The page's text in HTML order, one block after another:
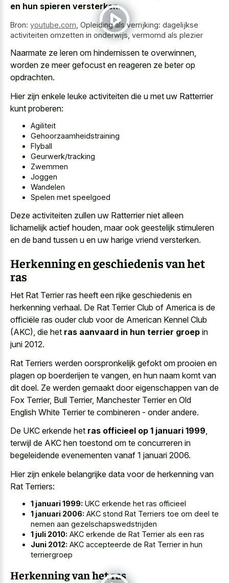
en hun spieren versterken.
Bron: youtube.com Opleiding als verrijking: dagelijkse
activiteiten omzetten in onderwijs, vermomd als plezier
Naarmate ze leren om hindernissen te overwinnen,
worden ze meer gefocust en reageren ze beter op
opdrachten.
Hier zijn enkele leuke activiteiten die u met uw Ratterrier
kunt proberen:
Agiliteit
Gehoorzaamheidstraining
Flyball
Geurwerk/tracking
Zwemmen
Joggen
Wandelen
Spelen met speelgoed
Deze activiteiten zullen uw Ratterrier niet alleen
lichamelijk actief houden, maar ook geestelijk stimuleren
en de band tussen u en uw harige vriend versterken.
Herkenning en geschiedenis van het
ras
Het Rat Terrier ras heeft een rijke geschiedenis en
herkenning verhaal. De Rat Terrier Club of America is de
officiële ras ouder club voor de American Kennel Club
(AKC), die het ras aanvaard in hun terrier groep in
juni 2012.
Rat Terriers werden oorspronkelijk gefokt om prooien en
plagen op boerderijen te vangen, en hun naam komt van
dit doel. Ze werden gemaakt door eigenschappen van de
Fox Terrier, Bull Terrier, Manchester Terrier en Old
English White Terrier te combineren - onder andere.
De UKC erkende het ras officieel op 1 januari 1999,
terwijl de AKC hen toestond om te concurreren in
begeleidende evenementen vanaf 1 januari 2006.
Hier zijn enkele belangrijke data voor de herkenning van
Rat Terriers:
1 januari 1999: UKC erkende het ras officieel
1 januari 2006: AKC stond Rat Terriers toe om deel te
nemen aan gezelschapswedstrijden
1 juli 2010: AKC erkende de Rat Terrier als een ras
Juni 2012: AKC accepteerde de Rat Terrier in hun
terriergroep
Herkenning van het ras